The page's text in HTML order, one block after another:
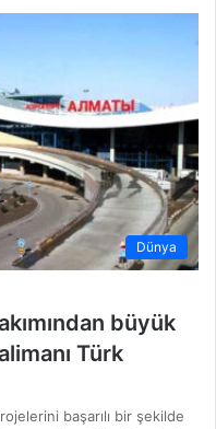
Dünya
büyük
Türk
başarılı bir şekilde